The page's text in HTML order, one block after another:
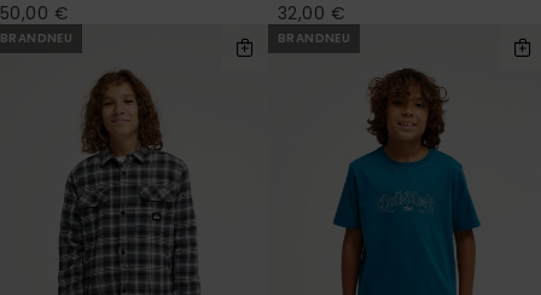
50,00 € 32,00 €
BRANDNEU BRANDNEU